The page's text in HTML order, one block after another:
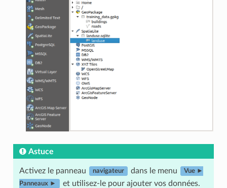
Astuce
Activez le panneau navigateur dans le menu Vue ►
Panneaux ►
et utilisez-le pour ajouter vos données.